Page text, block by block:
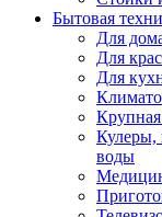
Бытовая
Для
Для
Для
Кулеры,
воды